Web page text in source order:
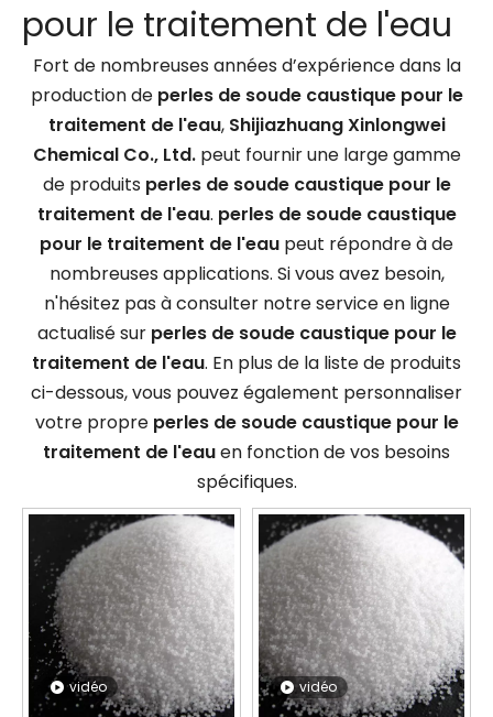
pour le traitement de l'eau
Fort de nombreuses années d’expérience dans la
production de perles de soude caustique pour le
traitement de l'eau, Shijiazhuang Xinlongwei
Chemical Co., Ltd.peut fournir une large gamme
de produits perles de soude caustique pour le
traitement de l'eau. perles de soude caustique
pour le traitement de l'eau peut répondre à de
nombreuses applications. Si vous avez besoin,
n'hésitez pas à consulter notre service en ligne
actualisé sur perles de soude caustique pour le
traitement de l'eau. En plus de la liste de produits
ci-dessous, vous pouvez également personnaliser
votre propre perles de soude caustique pour le
traitement de l'eauen fonction de vos besoins
spécifiques.
vidéo vidéo